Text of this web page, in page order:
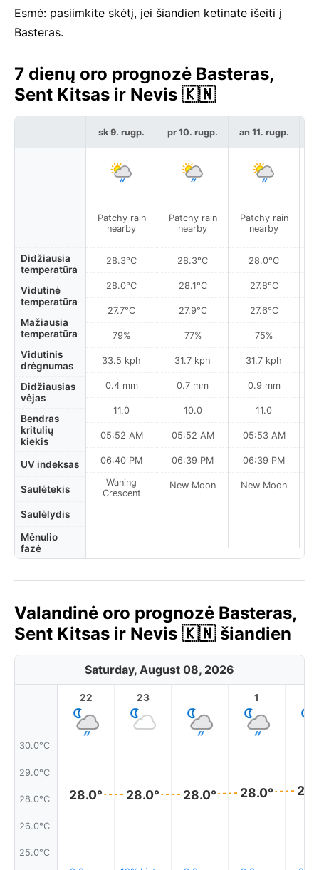
Esmė: pasiimkite skėtį, jei šiandien ketinate išeiti į
Basteras.
7 dienų oro prognozė Basteras,
Sent Kitsas ir Nevis 🇰🇳
Didžiausia
temperatūra
Vidutinė
temperatūra
Mažiausia
temperatūra
Vidutinis
drėgnumas
Didžiausias
vėjas
Bendras
kritulių
kiekis
UV indeksas
Saulėtekis
Saulėlydis
Mėnulio
fazė
sk 9. rugp.
Patchy rain
nearby
28.3°C
28.0°C
27.7°C
79%
33.5 kph
0.4 mm
11.0
05:52 AM
06:40 PM
Waning
Crescent
pr 10. rugp.
Patchy rain
nearby
28.3°C
28.1°C
27.9°C
77%
31.7 kph
0.7 mm
10.0
05:52 AM
06:39 PM
New Moon
an 11. rugp.
Patchy rain
nearby
28.0°C
27.8°C
27.6°C
75%
31.7 kph
0.9 mm
11.0
05:53 AM
06:39 PM
New Moon
Valandinė oro prognozė Basteras,
Sent Kitsas ir Nevis 🇰🇳 šiandien
Saturday, August 08, 2026
30.0°C
29.0°C
28.0°C
26.0°C
25.0°C
22
28.0°
23
28.0° 28.0°
1
28.0°